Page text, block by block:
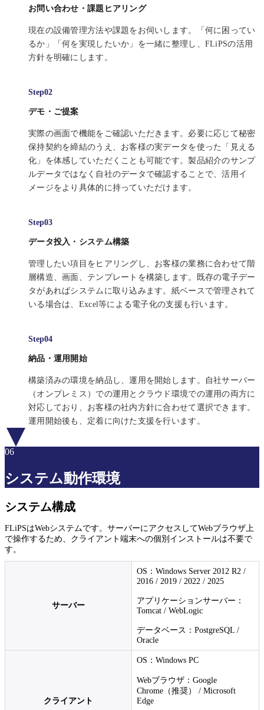
お問い合わせ・課題ヒアリング
現在の設備管理方法や課題をお伺いします。「何に困ってい
るか」「何を実現したいか」を一緒に整理し、FLiPSの活用
方針を明確にします。
デモ・ご提案
実際の画面で機能をご確認いただきます。必要に応じて秘密
保持契約を締結のうえ、お客様の実データを使った「見える
化」を体感していただくことも可能です。製品紹介のサンプ
ルデータではなく自社のデータで確認することで、活用イ
メージをより具体的に持っていただけます。
データ投入・システム構築
管理したい項目をヒアリングし、お客様の業務に合わせて階
層構造、画面、テンプレートを構築します。既存の電子デー
タがあればシステムに取り込みます。紙ベースで管理されて
いる場合は、Excel等による電子化の支援も行います。
納品・運用開始
構築済みの環境を納品し、運用を開始します。自社サーバー
（オンプレミス）での運用とクラウド環境での運用の両方に
対応しており、お客様の社内方針に合わせて選択できます。
運用開始後も、定着に向けた支援を行います。
06
システム動作環境
システム構成
FLiPSはWebシステムです。サーバーにアクセスしてWebブラウザ上
で操作するため、クライアント端末への個別インストールは不要で
す。
サーバー
OS：Windows Server 2012 R2 /
2016 / 2019 / 2022 / 2025
アプリケーションサーバー：
Tomcat / WebLogic
データベース：PostgreSQL /
Oracle
クライアント
OS：Windows PC
Webブラウザ：Google
Chrome（推奨） / Microsoft
Edge